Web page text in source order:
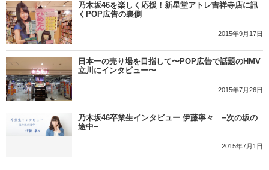
乃木坂46を楽しく応援！新星堂アトレ吉祥寺店に訊
くPOP広告の裏側
2015年9月17日
日本一の売り場を目指して〜POP広告で話題のHMV
立川にインタビュー〜
2015年7月26日
乃木坂46卒業生インタビュー 伊藤寧々 −次の坂の
途中−
2015年7月1日